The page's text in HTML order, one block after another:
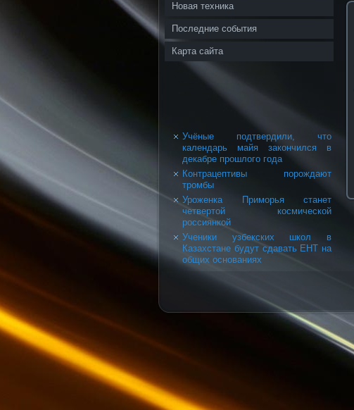
Новая техника
Последние события
Карта сайта
Учёные подтвердили, что
календарь майя закончился в
декабре прошлого года
Контрацептивы порождают
тромбы
Уроженка Приморья станет
четвертой космической
россиянкой
Ученики узбекских школ в
Казахстане будут сдавать ЕНТ на
общих основаниях